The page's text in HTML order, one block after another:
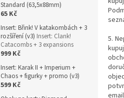
Standard (63,5x88mm)
65 Kč
Insert: Břink! V katakombách + 3
rozšíření (v3) Insert: Clank!
Catacombs + 3 expansions
999 Kč
Insert: Karak II + Imperium +
Chaos + figurky + promo (v3)
599 Kč
5.